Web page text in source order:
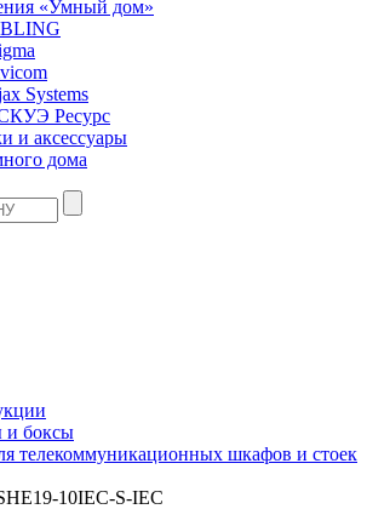
«Умный дом»
Systems
Ресурс
и аксессуары
дома
боксы
телекоммуникационных шкафов и стоек
10IEC-S-IEC